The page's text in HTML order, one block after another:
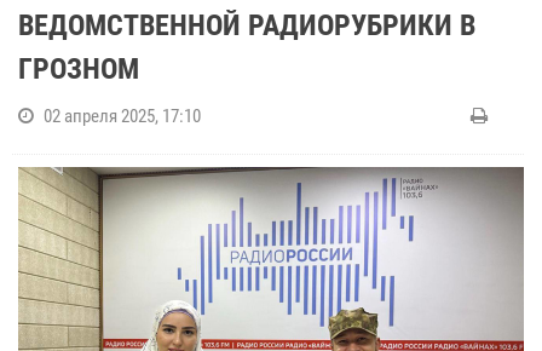
ВЕДОМСТВЕННОЙ РАДИОРУБРИКИ В
ГРОЗНОМ
02 апреля 2025, 17:10